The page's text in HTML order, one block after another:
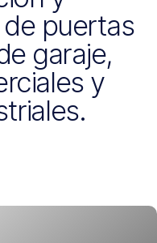
puertas
garaje,
y